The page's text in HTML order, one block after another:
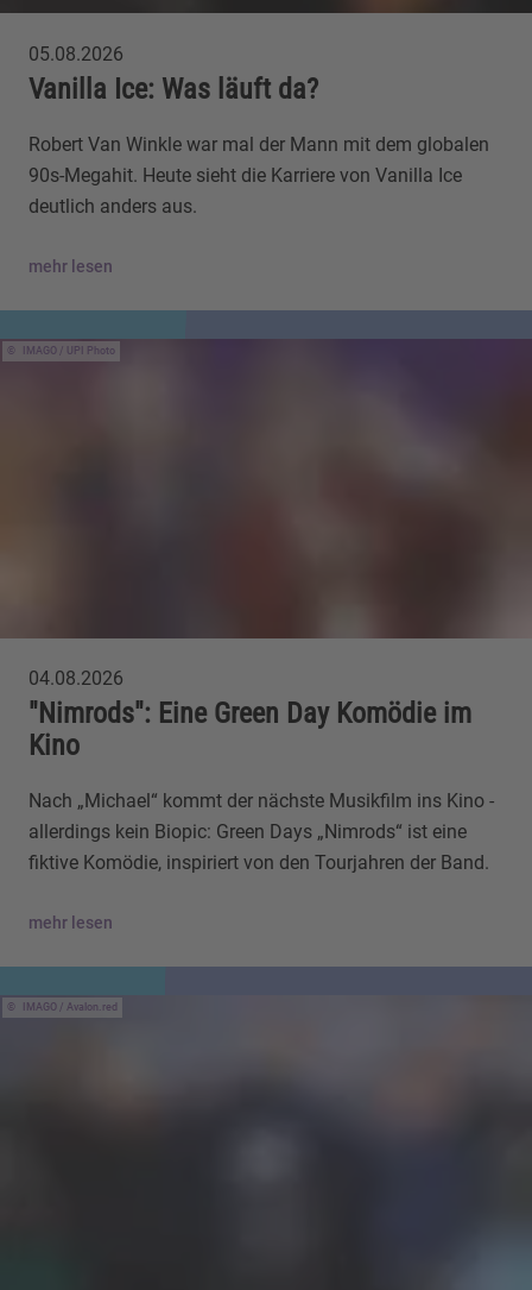
05.08.2026
Vanilla Ice: Was läuft da?
Robert Van Winkle war mal der Mann mit dem globalen
90s-Megahit. Heute sieht die Karriere von Vanilla Ice
deutlich anders aus.
mehr lesen
IMAGO / UPI Photo
04.08.2026
"Nimrods": Eine Green Day Komödie im
Kino
Nach „Michael“ kommt der nächste Musikfilm ins Kino -
allerdings kein Biopic: Green Days „Nimrods“ ist eine
fiktive Komödie, inspiriert von den Tourjahren der Band.
mehr lesen
IMAGO / Avalon.red